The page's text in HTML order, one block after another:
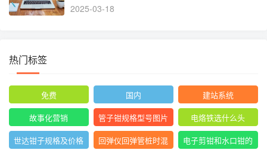
2025-03-18
热门标签
免费 国内
建站系统
故事化营销
管子钳规格型号图片
尺寸
电烙铁选什么头
世达钳子规格及价格
回弹仪回弹管桩时混
电子剪钳和水口钳的